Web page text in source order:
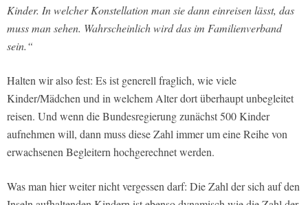
Kinder. In welcher Konstellation man sie dann einreisen lässt, das
muss man sehen. Wahrscheinlich wird das im Familienverband
sein.“
Halten wir also fest: Es ist generell fraglich, wie viele
Kinder/Mädchen und in welchem Alter dort überhaupt unbegleitet
reisen. Und wenn die Bundesregierung zunächst 500 Kinder
aufnehmen will, dann muss diese Zahl immer um eine Reihe von
erwachsenen Begleitern hochgerechnet werden.
Was man hier weiter nicht vergessen darf: Die Zahl der sich auf den